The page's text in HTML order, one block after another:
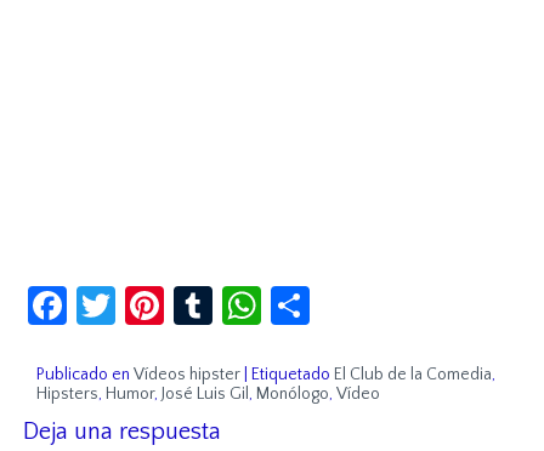
Facebook
Twitter
Pinterest
TumblrWhatsApp
Publicado en Vídeos hipster |Etiquetado El Club de la Comedia,
Hipsters, Humor,José Luis Gil, Monólogo,Vídeo
Deja una respuesta